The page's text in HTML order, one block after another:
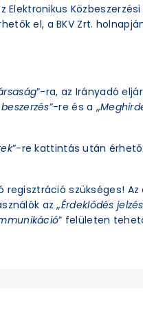
el, a BKV Zrt.
”-ra, az Irányadó
”-re és a „
”-re kattintás után
szükséges!
az „Érdeklődés
” felületen